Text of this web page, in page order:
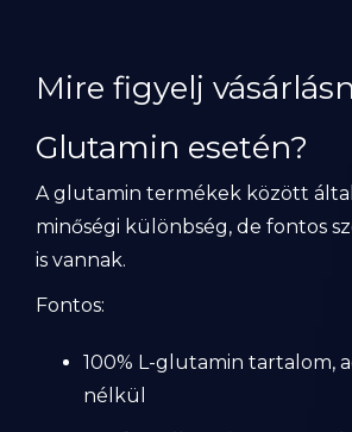
Mire figyelj
Glutamin esetén?
A glutamin termékek között
minőségi különbség, de fontos
is vannak.
Fontos:
100% L-glutamin tartalom,
nélkül